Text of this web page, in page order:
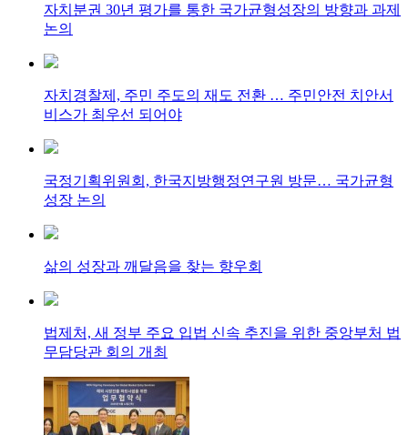
자치분권 30년 평가를 통한 국가균형성장의 방향과 과제
논의
자치경찰제, 주민 주도의 재도 전환 … 주민안전 치안서
비스가 최우선 되어야
국정기획위원회, 한국지방행정연구원 방문… 국가균형
성장 논의
삶의 성장과 깨달음을 찾는 향우회
법제처, 새 정부 주요 입법 신속 추진을 위한 중앙부처 법
무담당관 회의 개최